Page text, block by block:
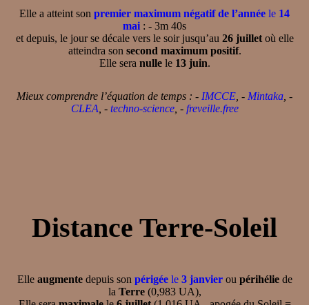
Elle a atteint son premier maximum négatif de l’année le 14
mai : - 3m 40s
et depuis, le jour se décale vers le soir jusqu’au 26 juilletoù elle
atteindra son second maximum positif.
Elle sera nullele 13 juin.
Mieux comprendre l’équation de temps : - IMCCE , - Mintaka , -
CLEA , - techno-science, - freveille.free
Distance Terre-Soleil
Elle augmentedepuis son périgéele 3 janvierou périhéliede
la Terre(0,983 UA),